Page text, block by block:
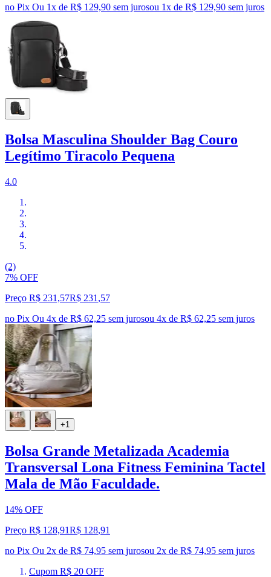
no Pix Ou 1x de R$ 129,90 sem jurosou 1x de R$ 129,90 sem juros
Bolsa Masculina Shoulder Bag Couro
Legítimo Tiracolo Pequena
4.0
(2)
7% OFF
Preço R$ 231,57R$ 231 ,57
no Pix Ou 4x de R$ 62,25 sem jurosou 4x de R$ 62,25 sem juros
+1
Bolsa Grande Metalizada Academia
Transversal Lona Fitness Feminina Tactel
Mala de Mão Faculdade.
14% OFF
Preço R$ 128,91R$ 128,91
no Pix Ou 2x de R$ 74,95 sem jurosou 2x de R$ 74,95 sem juros
Cupom R$ 20 OFF